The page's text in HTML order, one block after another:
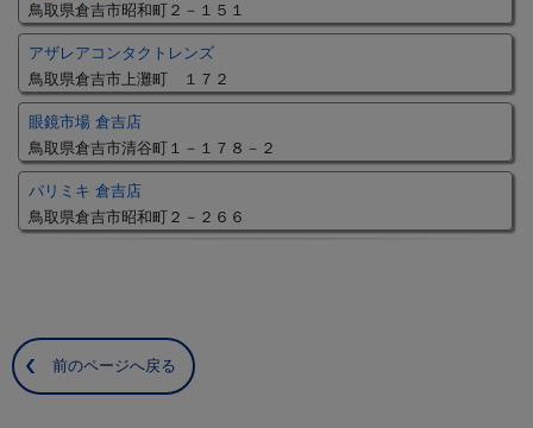
鳥取県倉吉市昭和町２－１５１
アザレアコンタクトレンズ
鳥取県倉吉市上灘町 １７２
眼鏡市場 倉吉店
鳥取県倉吉市清谷町１－１７８－２
パリミキ 倉吉店
鳥取県倉吉市昭和町２－２６６
前のページへ戻る